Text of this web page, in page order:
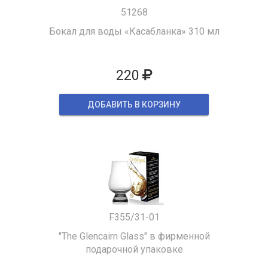
51268
Бокал для воды «Касабланка» 310 мл
220
ДОБАВИТЬ В КОРЗИНУ
F355/31-01
"The Glencairn Glass" в фирменной
подарочной упаковке